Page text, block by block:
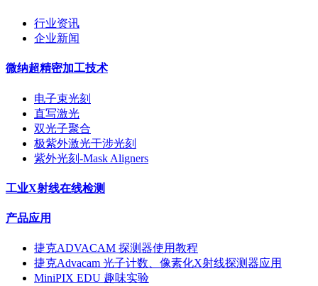
行业资讯
企业新闻
微纳超精密加工技术
电子束光刻
直写激光
双光子聚合
极紫外激光干涉光刻
紫外光刻-Mask Aligners
工业X射线在线检测
产品应用
捷克ADVACAM 探测器使用教程
捷克Advacam 光子计数、像素化X射线探测器应用
MiniPIX EDU 趣味实验